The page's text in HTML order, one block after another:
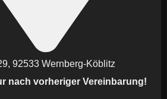
92533 Wernberg-Köblitz
nach vorheriger Vereinbarung!